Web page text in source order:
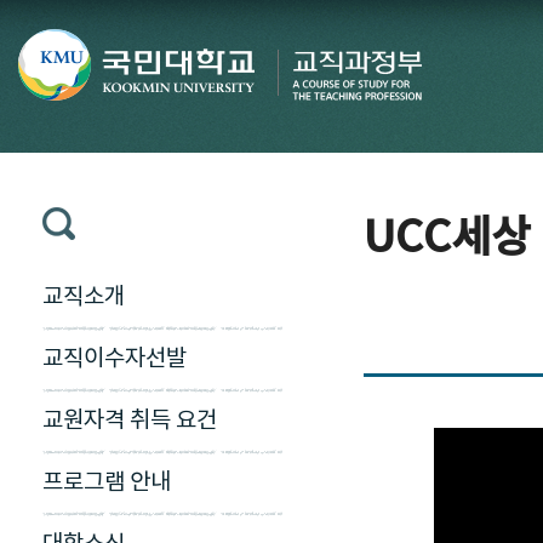
교직소개
교직이수자선발
교원자격 취득 요건
프로그램 안내
UCC세상